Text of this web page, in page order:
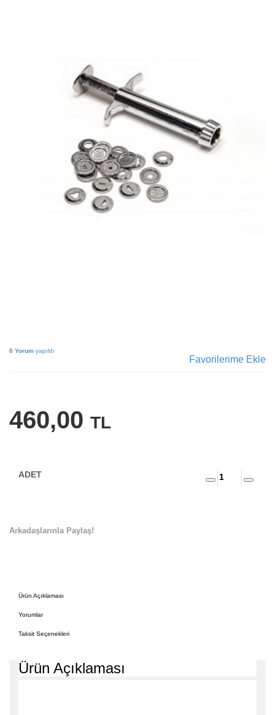
0 Yorum yapıldı
Favorilerime Ekle
460,00 TL
Arkadaşlarınla Paylaş!
Ürün Açıklaması
Yorumlar
Taksit Seçenekleri
Ürün Açıklaması